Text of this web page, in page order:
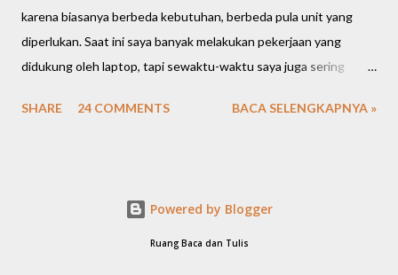
karena biasanya berbeda kebutuhan, berbeda pula unit yang
diperlukan. Saat ini saya banyak melakukan pekerjaan yang
didukung oleh laptop, tapi sewaktu-waktu saya juga sering
mobilisasi, karna tablet terbilang lebih fleksibel dan saat santai
tas ransel berat berisi dua unit; laptop dan tablet. Sempat
terbayang kayaknya enak kalau ada unit laptop portable yang
SHARE 24 COMMENTS BACA SELENGKAPNYA »
Powered by Blogger
Ruang Baca dan Tulis